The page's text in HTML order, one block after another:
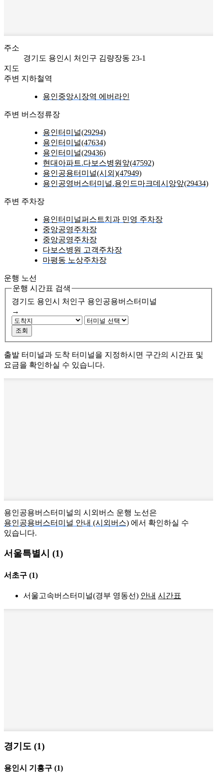
주소
경기도 용인시 처인구 김량장동 23-1
지도
주변 지하철역
용인중앙시장역 에버라인
주변 버스정류장
용인터미널(29294)
용인터미널(47634)
용인터미널(29436)
현대아파트.다보스병원앞(47592)
용인공용터미널(시외)(47949)
용인공영버스터미널.용인드마크데시앙앞(29434)
주변 주차장
용인터미널퍼스트치과 민영 주차장
중앙공영주차장
중앙공영주차장
다보스병원 고객주차장
마평동 노상주차장
운행 노선
운행 시간표 검색
경기도 용인시 처인구 용인공용버스터미널
→
조회
출발 터미널과 도착 터미널을 지정하시면 구간의 시간표 및
요금을 확인하실 수 있습니다.
용인공용버스터미널의 시외버스 운행 노선은
용인공용버스터미널 안내 (시외버스) 에서 확인하실 수
있습니다.
서울특별시 (1)
서초구 (1)
서울고속버스터미널(경부 영동선) 안내 시간표
경기도 (1)
용인시 기흥구 (1)